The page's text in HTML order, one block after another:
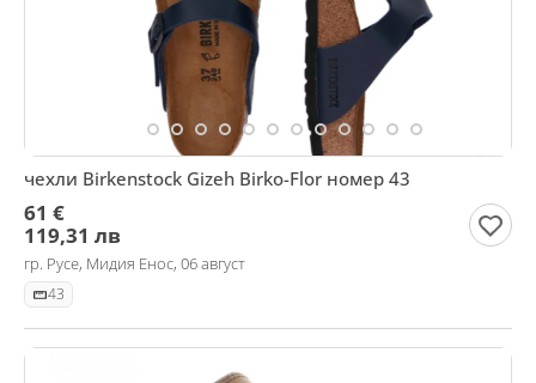
чехли Birkenstock Gizeh Birko-Flor номер 43
61 €
119,31 лв
гр. Русе, Мидия Енос, 06 август
43